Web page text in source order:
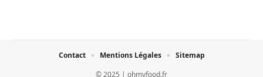
© 2025 | ohmyfood.fr
Contact Mentions Légales Sitemap